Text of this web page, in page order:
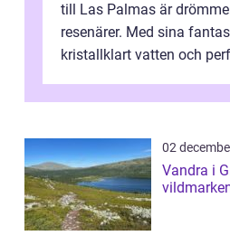
till Las Palmas är
resenärer. Med sina
kristallklart vatten och
02
Vandra i